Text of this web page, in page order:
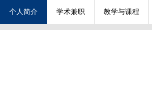
个人简介 学术兼职 教学与课程